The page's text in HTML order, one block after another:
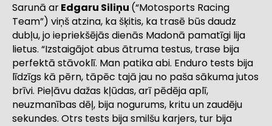
Sarunā arEdgaru Siliņu (“Motosports Racing
Team”) viņš atzina, ka šķitis, ka trasē būs daudz
dubļu, jo iepriekšējās dienās Madonā pamatīgi lija
lietus. “Izstaigājot abus ātruma testus, trase bija
perfektā stāvoklī. Man patika abi. Enduro tests bija
līdzīgs kā pērn, tāpēc tajā jau no paša sākuma jutos
brīvi. Pieļāvu dažas kļūdas, arī pēdēja aplī,
neuzmanības dēļ, bija nogurums, kritu un zaudēju
sekundes. Otrs tests bija smilšu karjers, tur bija